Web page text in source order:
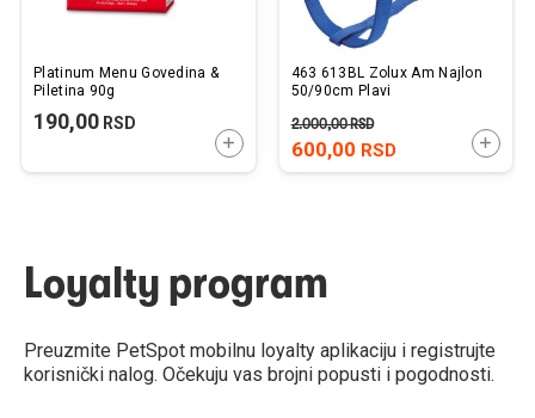
Platinum Menu Govedina &
Piletina 90g
190,00 RSD
DODAJTE U KORPU
463 613BL Zolux Am Najlon
50/90cm Plavi
600,00 RSD
2.000,00RSD
Loyalty program
Preuzmite PetSpot mobilnu loyalty aplikaciju i registrujte
korisnički nalog. Očekuju vas brojni popusti i pogodnosti.